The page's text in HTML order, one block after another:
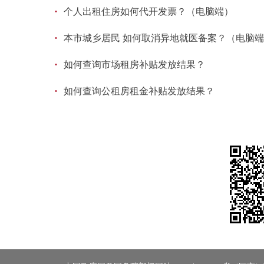
· 个人出租住房如何代开发票？（电脑端）
· 本市城乡居民 如何取消异地就医备案？（电脑
· 如何查询市场租房补贴发放结果？
· 如何查询公租房租金补贴发放结果？